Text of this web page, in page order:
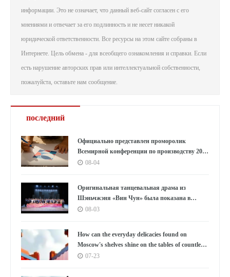
информации. Это не означает, что данный веб-сайт согласен с его
мнениями и отвечает за его подлинность и не несет никакой
юридической ответственности. Все ресурсы на этом сайте собраны в
Интернете. Цель обмена - для всеобщего ознакомления и справки. Если
есть нарушение авторских прав или интеллектуальной собственности,
пожалуйста, оставьте нам сообщение.
последний
Официально представлен проморолик
Всемирной конференции по производству 2026
года: Аньхой направляет миру «приглашение
08-04
Оригинальная танцевальная драма из
Шэньчжэня «Вин Чун» была показана в
Южной Корее под бурные овации, используя
08-03
How can the everyday delicacies found on
Moscow's shelves shine on the tables of countless
households in the East?
07-23